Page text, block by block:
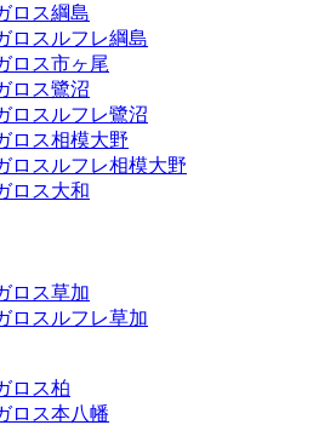
ロス綱島
ロスルフレ綱島
ロス市ヶ尾
ロス鷺沼
ロスルフレ鷺沼
ロス相模大野
ロスルフレ相模大野
ロス大和
ロス草加
ロスルフレ草加
ロス柏
ロス本八幡